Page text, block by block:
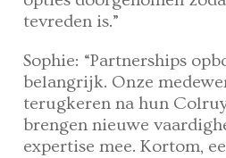
tevreden is.”
Sophie: “Partnerships
belangrijk. Onze
terugkeren na hun
brengen nieuwe
expertise mee. Kortom,